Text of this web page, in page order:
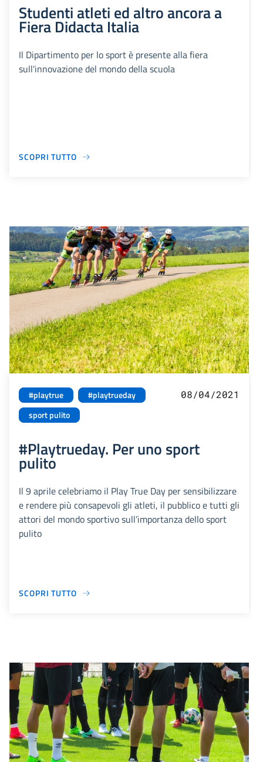
Studenti atleti ed altro ancora a
Fiera Didacta Italia
Il Dipartimento per lo sport è presente alla fiera
sull'innovazione del mondo della scuola
SCOPRI TUTTO
#playtrue
#playtrueday
sport pulito
08/04/2021
#Playtrueday. Per uno sport
pulito
Il 9 aprile celebriamo il Play True Day per sensibilizzare
e rendere più consapevoli gli atleti, il pubblico e tutti gli
attori del mondo sportivo sull’importanza dello sport
pulito
SCOPRI TUTTO